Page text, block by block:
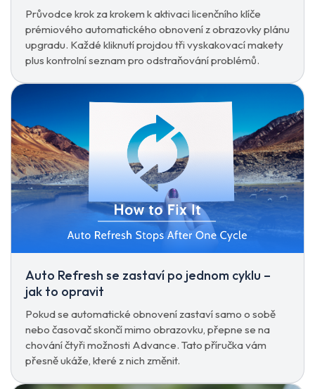
Průvodce krok za krokem k aktivaci licenčního klíče
prémiového automatického obnovení z obrazovky plánu
upgradu. Každé kliknutí projdou tři vyskakovací makety
plus kontrolní seznam pro odstraňování problémů.
Auto Refresh se zastaví po jednom cyklu –
jak to opravit
Pokud se automatické obnovení zastaví samo o sobě
nebo časovač skončí mimo obrazovku, přepne se na
chování čtyři možnosti Advance. Tato příručka vám
přesně ukáže, které z nich změnit.